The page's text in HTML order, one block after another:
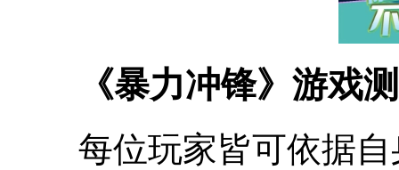
《暴力冲锋》游戏
每位玩家皆可依据